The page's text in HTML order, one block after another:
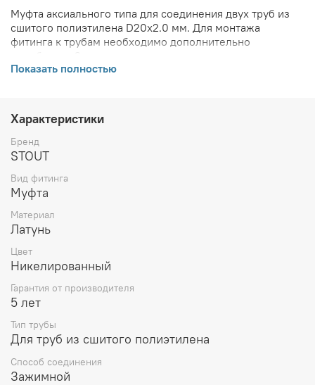
Муфта аксиального типа для соединения двух труб из
сшитого полиэтилена D20x2.0 мм. Для монтажа
фитинга к трубам необходимо дополнительно
диаметра.
габаритах, внешнем виде и цвете, стране производства
и основываются на последних доступных сведениях от
производителя. Производитель оставляет за собой
право в любой момент без обязательного извещения
вносить изменения в дизайн и технические
характеристики, не ухудшающие потребительских
Показать полностью
Характеристики
Бренд
STOUT
Вид фитинга
Муфта
Материал
Латунь
Цвет
Никелированный
Гарантия от производителя
5 лет
Тип трубы
Для труб из сшитого полиэтилена
Способ соединения
Зажимной